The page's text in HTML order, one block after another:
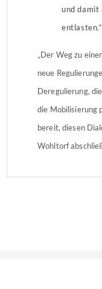
und damit
entlasten.“
„Der Weg zu
neue
Deregulierung,
die Mobilisierung
bereit, diesen
Wohltorf